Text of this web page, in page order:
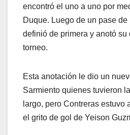
encontró el uno a uno por
Duque. Luego de un pase de
definió de primera y anotó su
torneo.
Esta anotación le dio un
Sarmiento quienes tuvieron
largo, pero Contreras estuvo
el grito de gol de Yeison